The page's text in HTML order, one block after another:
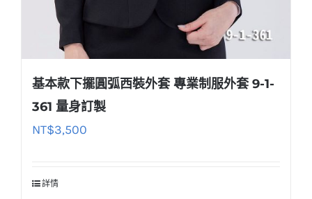
基本款下擺圓弧西裝外套 專業制服外套 9-1-
361 量身訂製
NT$3,500
詳情